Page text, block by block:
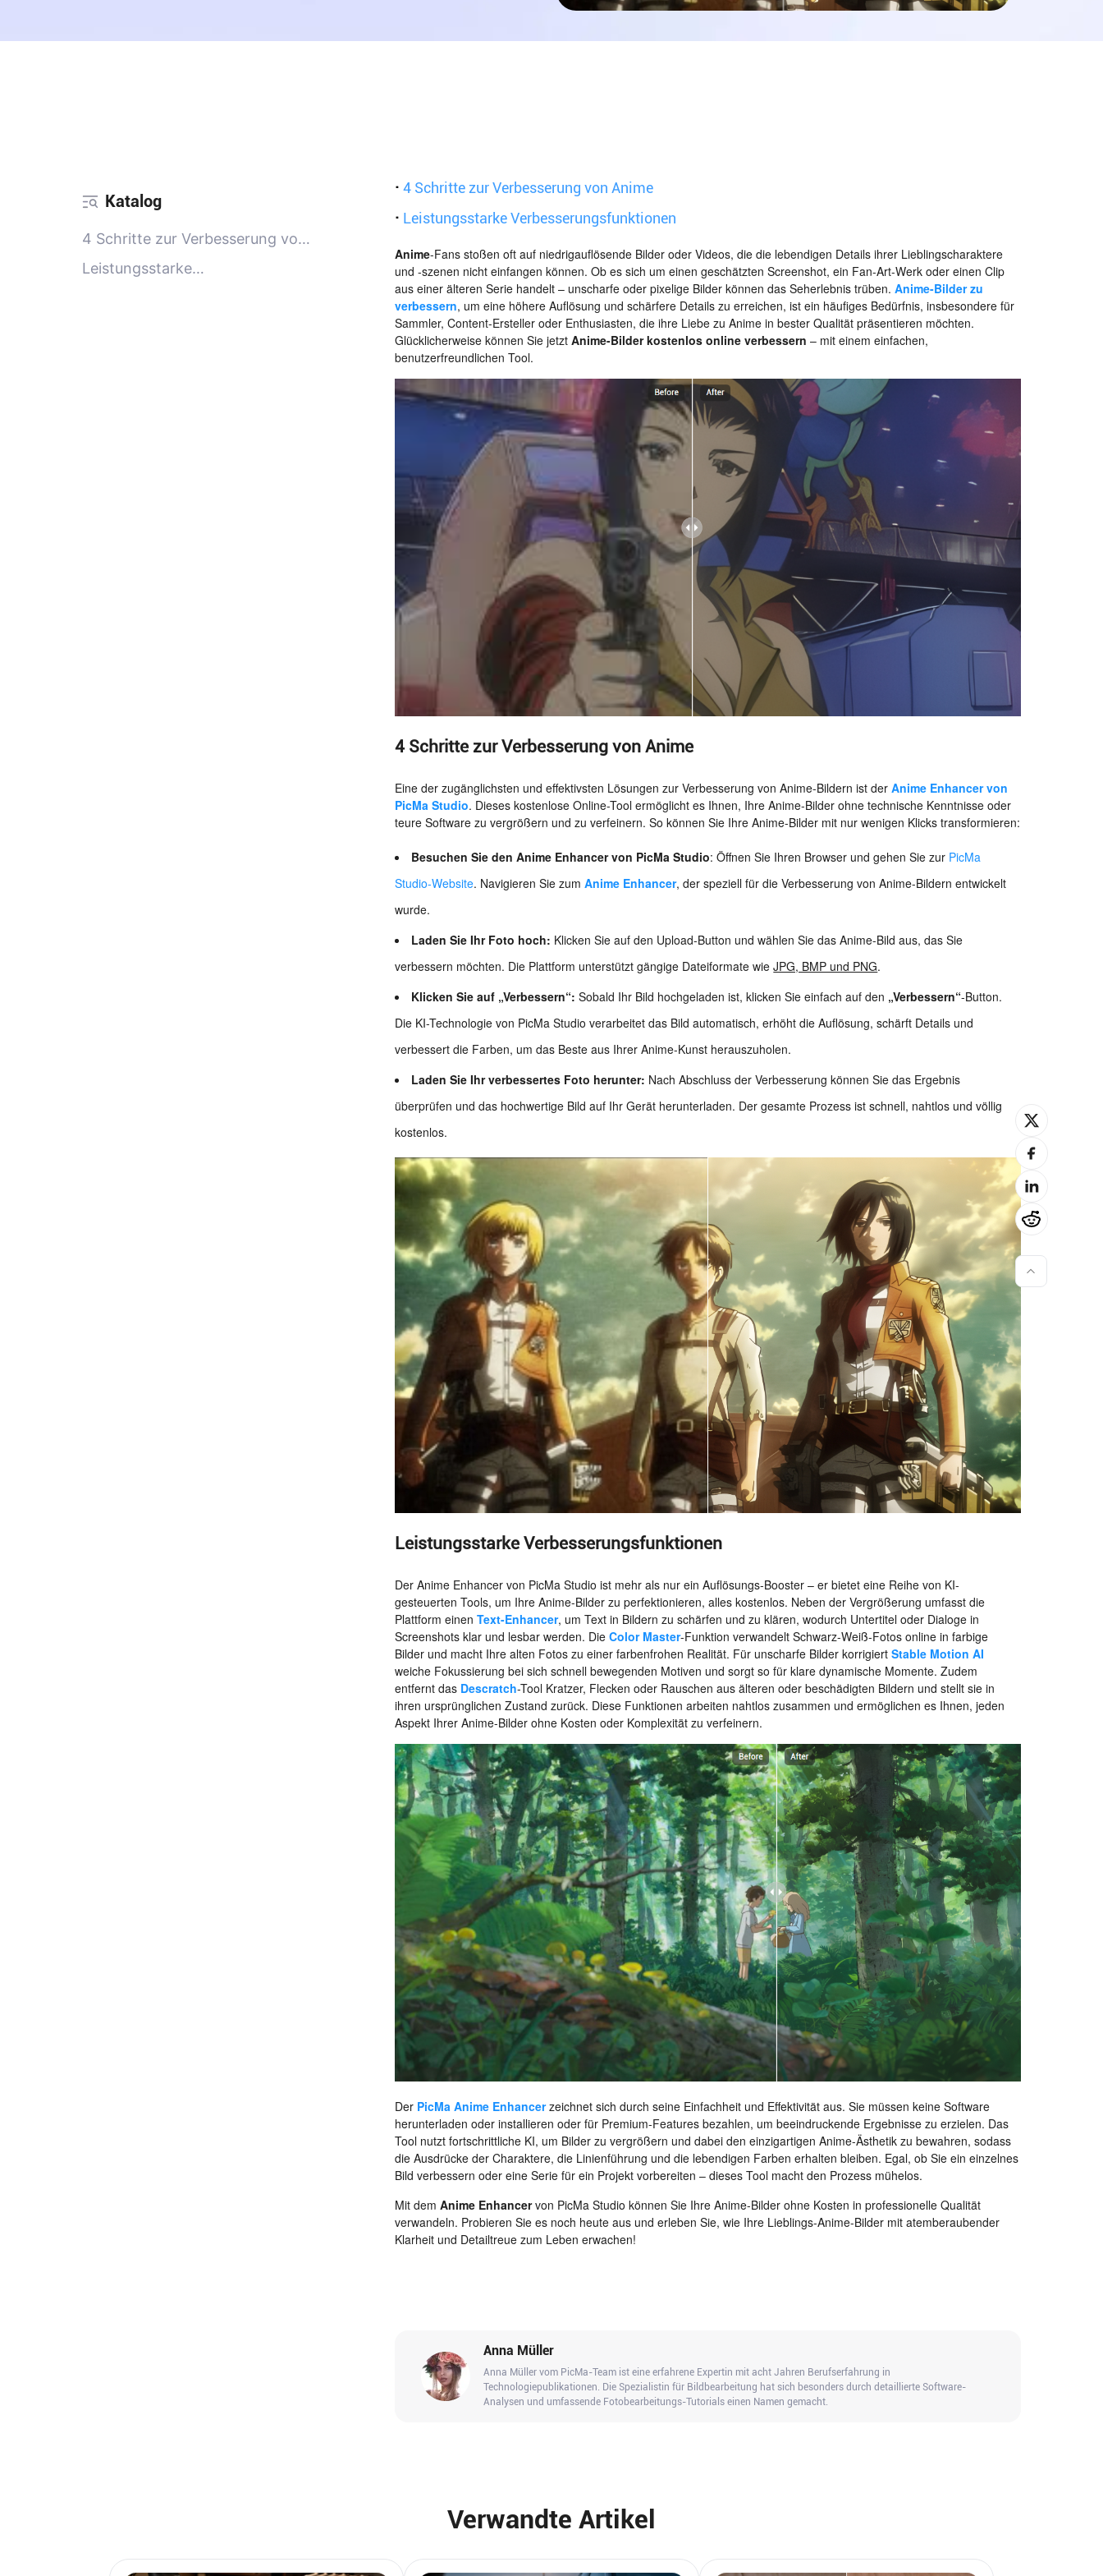
Katalog
4 Schritte zur Verbesserung von
Anime
Leistungsstarke
·4 Schritte zur Verbesserung von Anime
· Leistungsstarke Verbesserungsfunktionen
Anime-Fans stoßen oft auf niedrigauflösende Bilder oder Videos, die die lebendigen Details ihrer Lieblingscharaktere
und -szenen nicht einfangen können. Ob es sich um einen geschätzten Screenshot, ein Fan-Art-Werk oder einen Clip
aus einer älteren Serie handelt – unscharfe oder pixelige Bilder können das Seherlebnis trüben.Anime-Bilder zu
verbessern, um eine höhere Auflösung und schärfere Details zu erreichen, ist ein häufiges Bedürfnis, insbesondere für
Sammler, Content-Ersteller oder Enthusiasten, die ihre Liebe zu Anime in bester Qualität präsentieren möchten.
Glücklicherweise können Sie jetztAnime-Bilder kostenlos online verbessern – mit einem einfachen,
benutzerfreundlichen Tool.
4 Schritte zur Verbesserung von Anime
Eine der zugänglichsten und effektivsten Lösungen zur Verbesserung von Anime-Bildern ist derAnime Enhancer von
PicMa Studio. Dieses kostenlose Online-Tool ermöglicht es Ihnen, Ihre Anime-Bilder ohne technische Kenntnisse oder
teure Software zu vergrößern und zu verfeinern. So können Sie Ihre Anime-Bilder mit nur wenigen Klicks transformieren:
Besuchen Sie den Anime Enhancer von PicMa Studio: Öffnen Sie Ihren Browser und gehen Sie zur PicMa
Studio-Website. Navigieren Sie zumAnime Enhancer, der speziell für die Verbesserung von Anime-Bildern entwickelt
wurde.
Laden Sie Ihr Foto hoch: Klicken Sie auf den Upload-Button und wählen Sie das Anime-Bild aus, das Sie
verbessern möchten. Die Plattform unterstützt gängige Dateiformate wieJPG, BMP und PNG.
Klicken Sie auf „Verbessern“: Sobald Ihr Bild hochgeladen ist, klicken Sie einfach auf den „Verbessern“-Button.
Die KI-Technologie von PicMa Studio verarbeitet das Bild automatisch, erhöht die Auflösung, schärft Details und
verbessert die Farben, um das Beste aus Ihrer Anime-Kunst herauszuholen.
Laden Sie Ihr verbessertes Foto herunter: Nach Abschluss der Verbesserung können Sie das Ergebnis
überprüfen und das hochwertige Bild auf Ihr Gerät herunterladen. Der gesamte Prozess ist schnell, nahtlos und völlig
kostenlos.
Leistungsstarke Verbesserungsfunktionen
Der Anime Enhancer von PicMa Studio ist mehr als nur ein Auflösungs-Booster – er bietet eine Reihe von KI-
gesteuerten Tools, um Ihre Anime-Bilder zu perfektionieren, alles kostenlos. Neben der Vergrößerung umfasst die
Plattform einenText-Enhancer, um Text in Bildern zu schärfen und zu klären, wodurch Untertitel oder Dialoge in
Screenshots klar und lesbar werden. DieColor Master-Funktion verwandelt Schwarz-Weiß-Fotos online in farbige
Bilder und macht Ihre alten Fotos zu einer farbenfrohen Realität. Für unscharfe Bilder korrigiertStable Motion AI
weiche Fokussierung bei sich schnell bewegenden Motiven und sorgt so für klare dynamische Momente. Zudem
entfernt das Descratch-Tool Kratzer, Flecken oder Rauschen aus älteren oder beschädigten Bildern und stellt sie in
ihren ursprünglichen Zustand zurück. Diese Funktionen arbeiten nahtlos zusammen und ermöglichen es Ihnen, jeden
Aspekt Ihrer Anime-Bilder ohne Kosten oder Komplexität zu verfeinern.
Der PicMa Anime Enhancerzeichnet sich durch seine Einfachheit und Effektivität aus. Sie müssen keine Software
herunterladen oder installieren oder für Premium-Features bezahlen, um beeindruckende Ergebnisse zu erzielen. Das
Tool nutzt fortschrittliche KI, um Bilder zu vergrößern und dabei den einzigartigen Anime-Ästhetik zu bewahren, sodass
die Ausdrücke der Charaktere, die Linienführung und die lebendigen Farben erhalten bleiben. Egal, ob Sie ein einzelnes
Bild verbessern oder eine Serie für ein Projekt vorbereiten – dieses Tool macht den Prozess mühelos.
Mit demAnime Enhancervon PicMa Studio können Sie Ihre Anime-Bilder ohne Kosten in professionelle Qualität
verwandeln. Probieren Sie es noch heute aus und erleben Sie, wie Ihre Lieblings-Anime-Bilder mit atemberaubender
Klarheit und Detailtreue zum Leben erwachen!
Anna Müller
Anna Müller vom PicMa-Team ist eine erfahrene Expertin mit acht Jahren Berufserfahrung in
Technologiepublikationen. Die Spezialistin für Bildbearbeitung hat sich besonders durch detaillierte Software-
Analysen und umfassende Fotobearbeitungs-Tutorials einen Namen gemacht.
Verwandte Artikel